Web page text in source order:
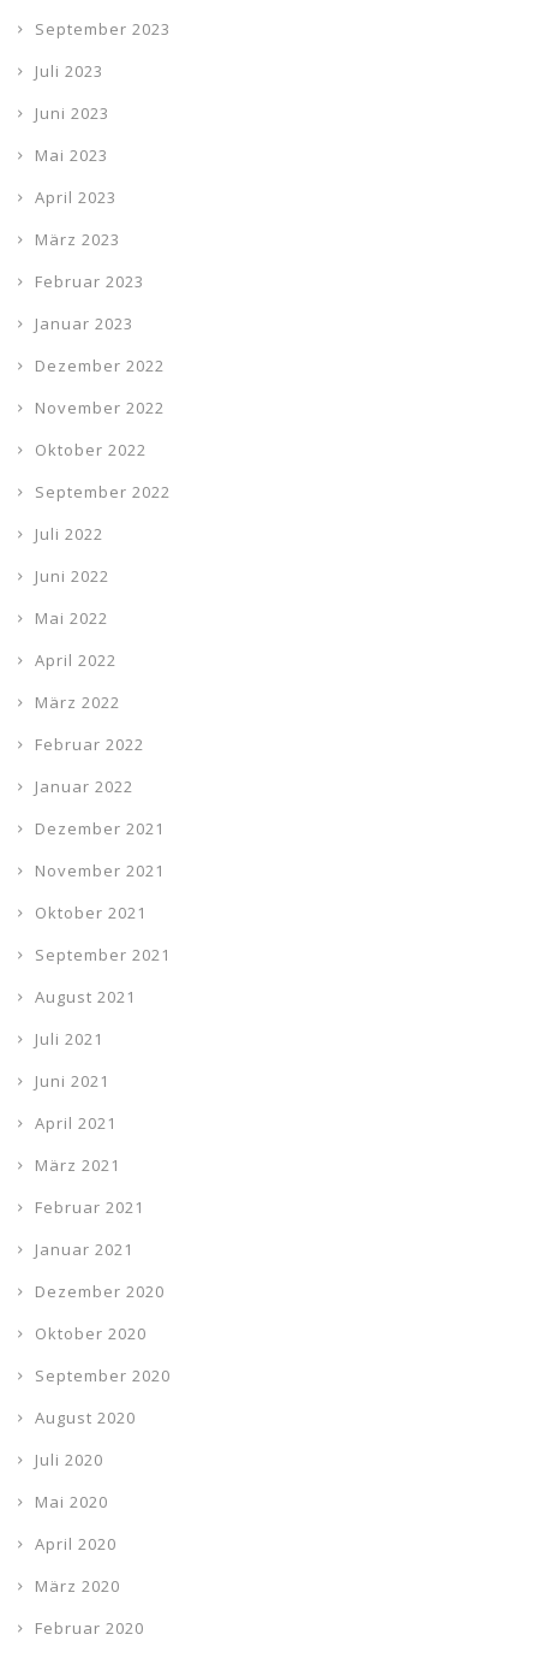
September 2023
Juli 2023
Juni 2023
Mai 2023
April 2023
März 2023
Februar 2023
Januar 2023
Dezember 2022
November 2022
Oktober 2022
September 2022
Juli 2022
Juni 2022
Mai 2022
April 2022
März 2022
Februar 2022
Januar 2022
Dezember 2021
November 2021
Oktober 2021
September 2021
August 2021
Juli 2021
Juni 2021
April 2021
März 2021
Februar 2021
Januar 2021
Dezember 2020
Oktober 2020
September 2020
August 2020
Juli 2020
Mai 2020
April 2020
März 2020
Februar 2020